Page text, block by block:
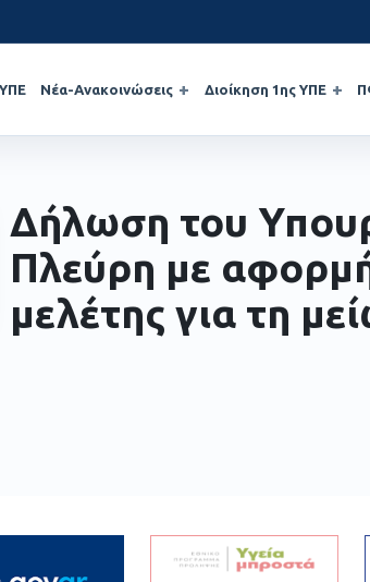
Νέα-Ανακοινώσεις Διοίκηση 1ης ΥΠΕ
Δήλωση του
Πλεύρη με
μελέτης για τη